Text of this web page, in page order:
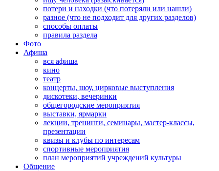
потери и находки (что потеряли или нашли)
разное (что не подходит для других разделов)
способы оплаты
правила раздела
Фото
Афиша
вся афиша
кино
театр
концерты, шоу, цирковые выступления
дискотеки, вечеринки
общегородские мероприятия
выставки, ярмарки
лекции, тренинги, семинары, мастер-классы,
презентации
квизы и клубы по интересам
спортивные мероприятия
план мероприятий учреждений культуры
Общение